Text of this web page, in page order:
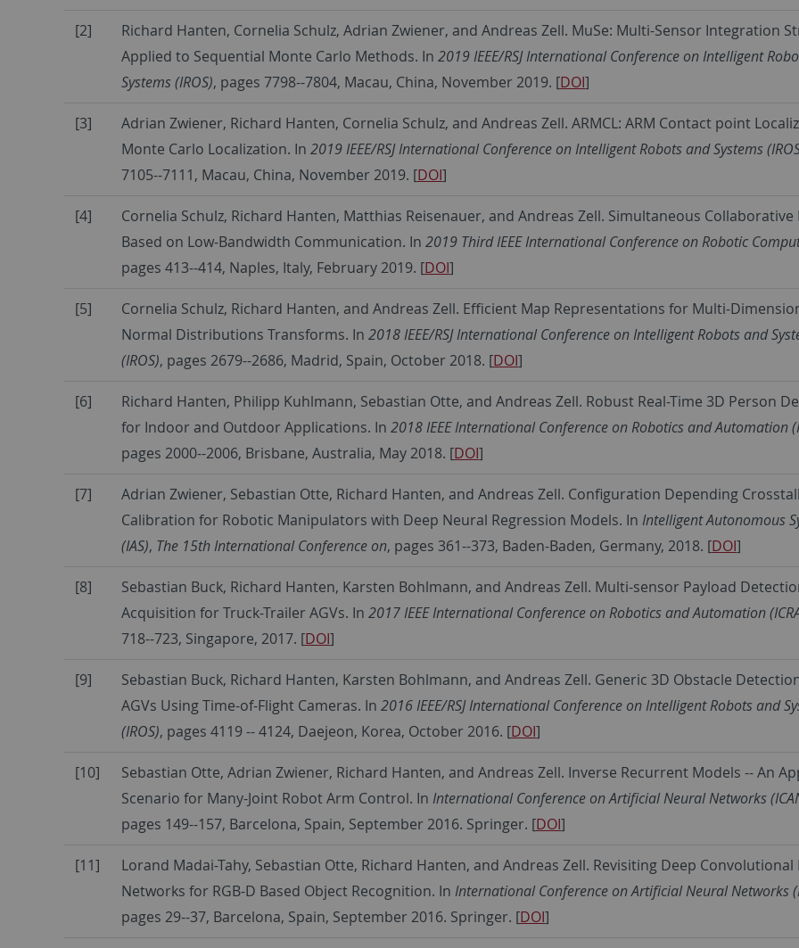
[2]
Richard Hanten, Cornelia Schulz, Adrian Zwiener, and Andreas Zell. MuSe: Multi-Sensor Integration
Applied to Sequential Monte Carlo Methods. In 2019 IEEE/RSJ International Conference on Intelligent
Systems (IROS), pages 7798--7804, Macau, China, November 2019. [DOI]
[3]
Adrian Zwiener, Richard Hanten, Cornelia Schulz, and Andreas Zell. ARMCL: ARM Contact point
Monte Carlo Localization. In 2019 IEEE/RSJ International Conference on Intelligent Robots and Systems
7105--7111, Macau, China, November 2019. [DOI]
[4]
Cornelia Schulz, Richard Hanten, Matthias Reisenauer, and Andreas Zell. Simultaneous
Based on Low-Bandwidth Communication. In 2019 Third IEEE International Conference on Robotic
pages 413--414, Naples, Italy, February 2019. [DOI]
[5]
Cornelia Schulz, Richard Hanten, and Andreas Zell. Efficient Map Representations for Multi-
Normal Distributions Transforms. In 2018 IEEE/RSJ International Conference on Intelligent Robots and
(IROS), pages 2679--2686, Madrid, Spain, October 2018. [DOI]
[6]
Richard Hanten, Philipp Kuhlmann, Sebastian Otte, and Andreas Zell. Robust Real-Time 3D Person
for Indoor and Outdoor Applications. In 2018 IEEE International Conference on Robotics and Automation
pages 2000--2006, Brisbane, Australia, May 2018. [DOI]
[7]
Adrian Zwiener, Sebastian Otte, Richard Hanten, and Andreas Zell. Configuration Depending
Calibration for Robotic Manipulators with Deep Neural Regression Models. In Intelligent Autonomous
(IAS), The 15th International Conference on, pages 361--373, Baden-Baden, Germany, 2018. [DOI]
[8] Sebastian Buck, Richard Hanten, Karsten Bohlmann, and Andreas Zell. Multi-sensor Payload
Acquisition for Truck-Trailer AGVs. In 2017 IEEE International Conference on Robotics and Automation
718--723, Singapore, 2017. [DOI]
[9] Sebastian Buck, Richard Hanten, Karsten Bohlmann, and Andreas Zell. Generic 3D Obstacle
AGVs Using Time-of-Flight Cameras. In 2016 IEEE/RSJ International Conference on Intelligent Robots and
(IROS), pages 4119 -- 4124, Daejeon, Korea, October 2016. [DOI]
[10]
Sebastian Otte, Adrian Zwiener, Richard Hanten, and Andreas Zell. Inverse Recurrent Models -- An
Scenario for Many-Joint Robot Arm Control. In International Conference on Artificial Neural Networks
pages 149--157, Barcelona, Spain, September 2016. Springer. [DOI]
[11]
Lorand Madai-Tahy, Sebastian Otte, Richard Hanten, and Andreas Zell. Revisiting Deep
Networks for RGB-D Based Object Recognition. In International Conference on Artificial Neural Networks
pages 29--37, Barcelona, Spain, September 2016. Springer. [DOI]